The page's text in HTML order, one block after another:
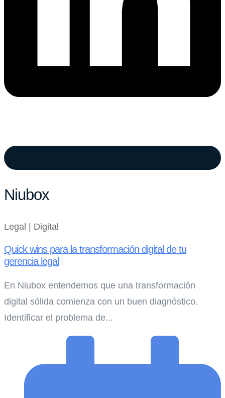
Niubox
Legal | Digital
Quick wins para la transformación digital de tu
gerencia legal
En Niubox entendemos que una transformación
digital sólida comienza con un buen diagnóstico.
Identificar el problema de...